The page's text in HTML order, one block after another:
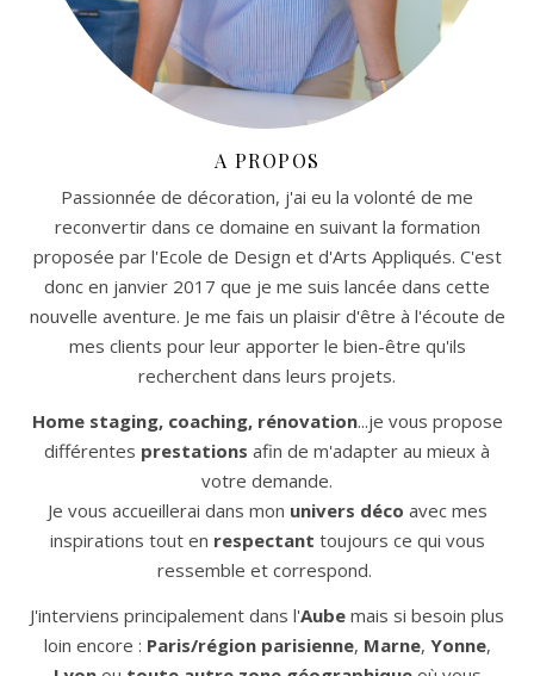
A PROPOS
Passionnée de décoration, j'ai eu la volonté de me
reconvertir dans ce domaine en suivant la formation
proposée par l'Ecole de Design et d'Arts Appliqués. C'est
donc en janvier 2017 que je me suis lancée dans cette
nouvelle aventure. Je me fais un plaisir d'être à l'écoute de
mes clients pour leur apporter le bien-être qu'ils
recherchent dans leurs projets.
Home staging, coaching, rénovation...je vous propose
différentes prestations afin de m'adapter au mieux à
votre demande.
Je vous accueillerai dans mon univers déco avec mes
inspirations tout en respectant toujours ce qui vous
ressemble et correspond.
J'interviens principalement dans l'Aube mais si besoin plus
loin encore : Paris/région parisienne, Marne, Yonne,